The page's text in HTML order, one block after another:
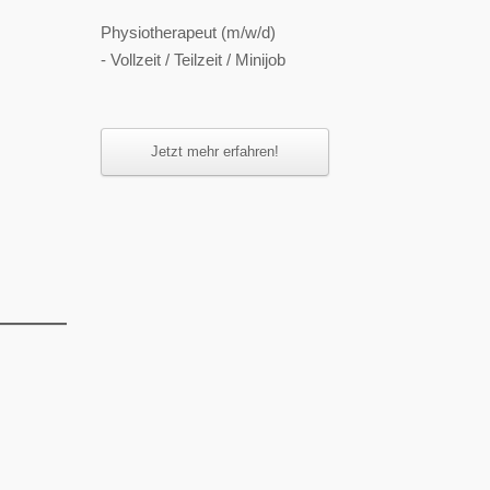
Physiotherapeut (m/w/d)
- Vollzeit / Teilzeit / Minijob
Jetzt mehr erfahren!